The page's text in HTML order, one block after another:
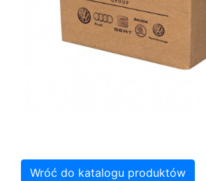
Wróć do katalogu produktów